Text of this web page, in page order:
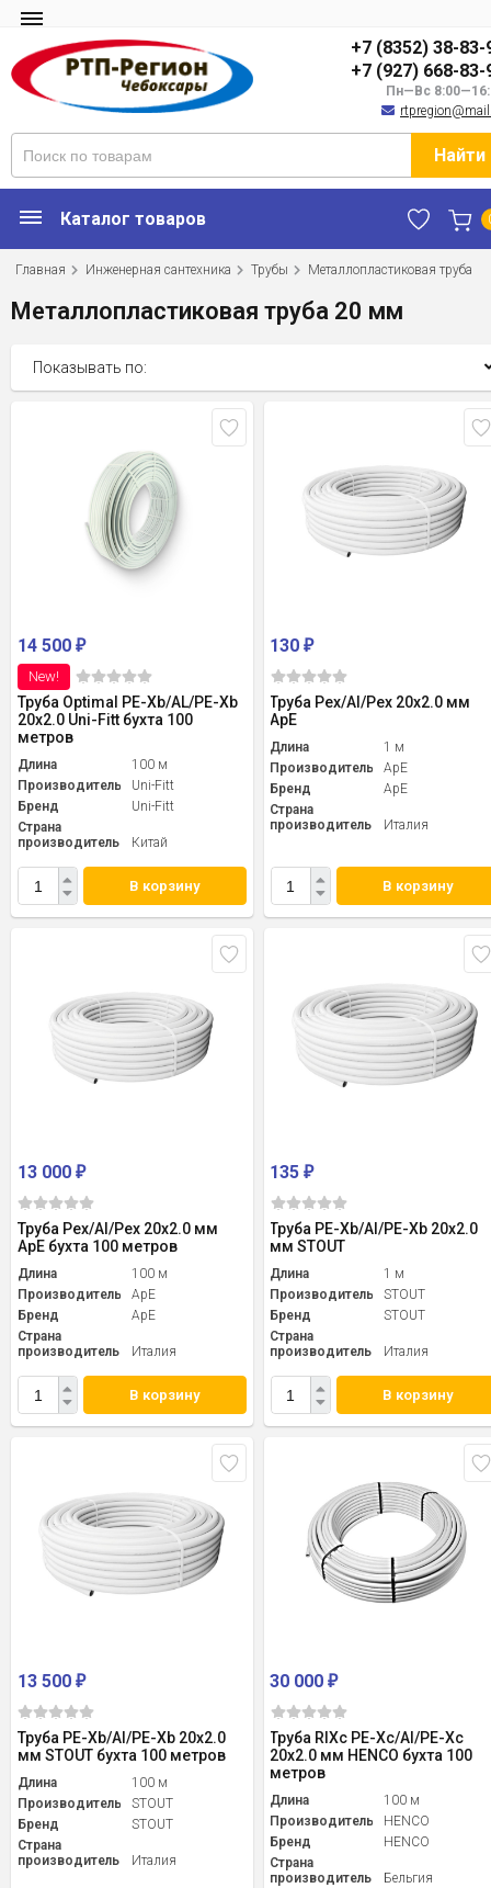
+7 (8352) 38-83-
+7 (927) 668-83-
Пн—Вс
Найти
Каталог товаров
Главная Инженерная сантехника Трубы Металлопластиковая труба
Металлопластиковая труба 20 мм
Показывать по:
14 500 ₽
New!
Труба Optimal PE-Xb/AL/PE-Xb
20x2.0 Uni-Fitt бухта 100
метров
Длина
100 м
Производитель
Uni-Fitt
Бренд
Uni-Fitt
Страна
производитель
Китай
В корзину
130₽
Труба Pex/Al/Pex 20x2.0 мм
ApE
Длина
1 м
Производитель
ApE
Бренд
ApE
Страна
производитель
Италия
В корзину
13 000 ₽
Труба Pex/Al/Pex 20x2.0 мм
ApE бухта 100 метров
Длина
100 м
Производитель
ApE
Бренд
ApE
Страна
производитель
Италия
В корзину
135₽
Труба PE-Xb/Al/PE-Xb 20x2.0
мм STOUT
Длина
1 м
Производитель
STOUT
Бренд
STOUT
Страна
производитель
Италия
В корзину
13 500 ₽
Труба PE-Xb/Al/PE-Xb 20x2.0
мм STOUT бухта 100 метров
Длина
100 м
Производитель
STOUT
Бренд
STOUT
Страна
производитель
Италия
30 000₽
Труба RIXc PE-Xc/Al/PE-Xc
20x2.0 мм HENCO бухта 100
метров
Длина
100 м
Производитель
HENCO
Бренд
HENCO
Страна
производитель
Бельгия